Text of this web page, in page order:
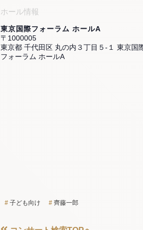
ホール情報
東京国際フォーラム ホールA
〒1000005
東京都 千代田区 丸の内３丁目５-１ 東京国
フォーラム ホールA
子ども向け 齊藤一郎